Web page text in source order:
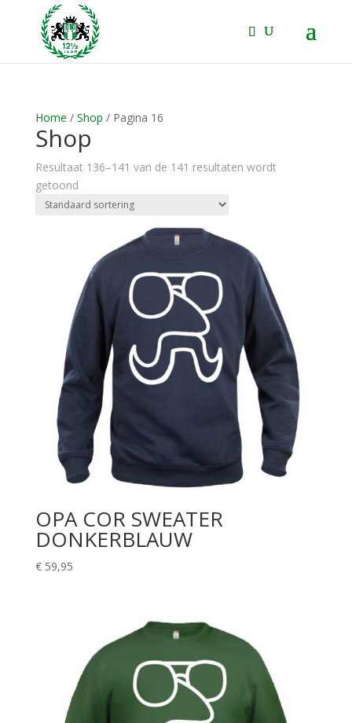
Home / Shop / Pagina 16
Shop
Resultaat 136–141 van de 141 resultaten wordt
getoond
OPA COR SWEATER
DONKERBLAUW
€59,95